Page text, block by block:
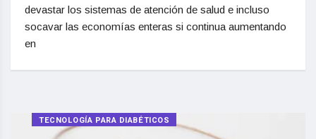
devastar los sistemas de atención de salud e incluso
socavar las economías enteras si continua aumentando
en
TECNOLOGÍA PARA DIABÉTICOS